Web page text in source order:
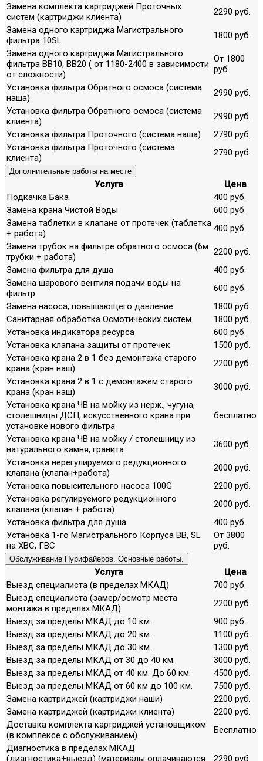
Замена комплекта картриджей Проточных
систем (картриджи клиента)
2290 руб.
Замена одного картриджа Магистрального
фильтра 10SL
1800 руб.
Замена одного картриджа Магистрального
фильтра ВВ10, ВВ20 ( от 1180-2400 в зависимости
от сложности)
От 1800
руб.
Установка фильтра Обратного осмоса (система
наша)
2990 руб.
Установка фильтра Обратного осмоса (система
клиента)
2990 руб.
Установка фильтра Проточного (система наша)
2790 руб.
Установка фильтра Проточного (система
клиента)
2790 руб.
Дополнительные работы на месте
Услуга
Цена
Подкачка Бака
400 руб.
Замена крана Чистой Воды
600 руб.
Замена таблетки в клапане от протечек (таблетка
+ работа)
400 руб.
Замена трубок на фильтре обратного осмоса (6м
трубки + работа)
2200 руб.
Замена фильтра для душа
400 руб.
Замена шарового вентиля подачи воды на
фильтр
600 руб.
Замена насоса, повышающего давление
1800 руб.
Санитарная обработка Осмотических систем
1800 руб.
Установка индикатора ресурса
600 руб.
Установка клапана защиты от протечек
1500 руб.
Установка крана 2 в 1 без демонтажа старого
крана (кран наш)
2200 руб.
Установка крана 2 в 1 с демонтажем старого
крана (кран наш)
3000 руб.
Установка крана ЧВ на мойку из нерж., чугуна,
столешницы ДСП, искусственного крана при
установке нового фильтра
бесплатно
Установка крана ЧВ на мойку / столешницу из
натурального камня, гранита
3600 руб.
Установка нерегулируемого редукционного
клапана (клапан+работа)
2000 руб.
Установка повысительного насоса 100G
2200 руб.
Установка регулируемого редукционного
клапана (клапан + работа)
2000 руб.
Установка фильтра для душа
400 руб.
Установка 1-го Магистрального Корпуса ВВ, SL
на ХВС, ГВС
От 3800
руб.
Обслуживание Пурифайеров. Основные работы.
Услуга
Цена
Выезд специалиста (в пределах МКАД)
700 руб.
Выезд специалиста (замер/осмотр места
монтажа в пределах МКАД)
2200 руб.
Выезд за пределы МКАД до 10 км.
900 руб.
Выезд за пределы МКАД до 20 км.
1100 руб.
Выезд за пределы МКАД до 30 км.
1300 руб.
Выезд за пределы МКАД от 30 до 40 км.
3000 руб.
Выезд за пределы МКАД от 40 км. До 60 км.
4500 руб.
Выезд за пределы МКАД от 60 км до 100 км.
7500 руб.
Замена картриджей (картриджи наши)
2200 руб.
Замена картриджей (картриджи клиента)
2200 руб.
Доставка комплекта картриджей установщиком
(в комплексе с обслуживанием)
Бесплатно
Диагностика в пределах МКАД
(диагностика+выезд) (материалы оплачиваются
2290 руб.